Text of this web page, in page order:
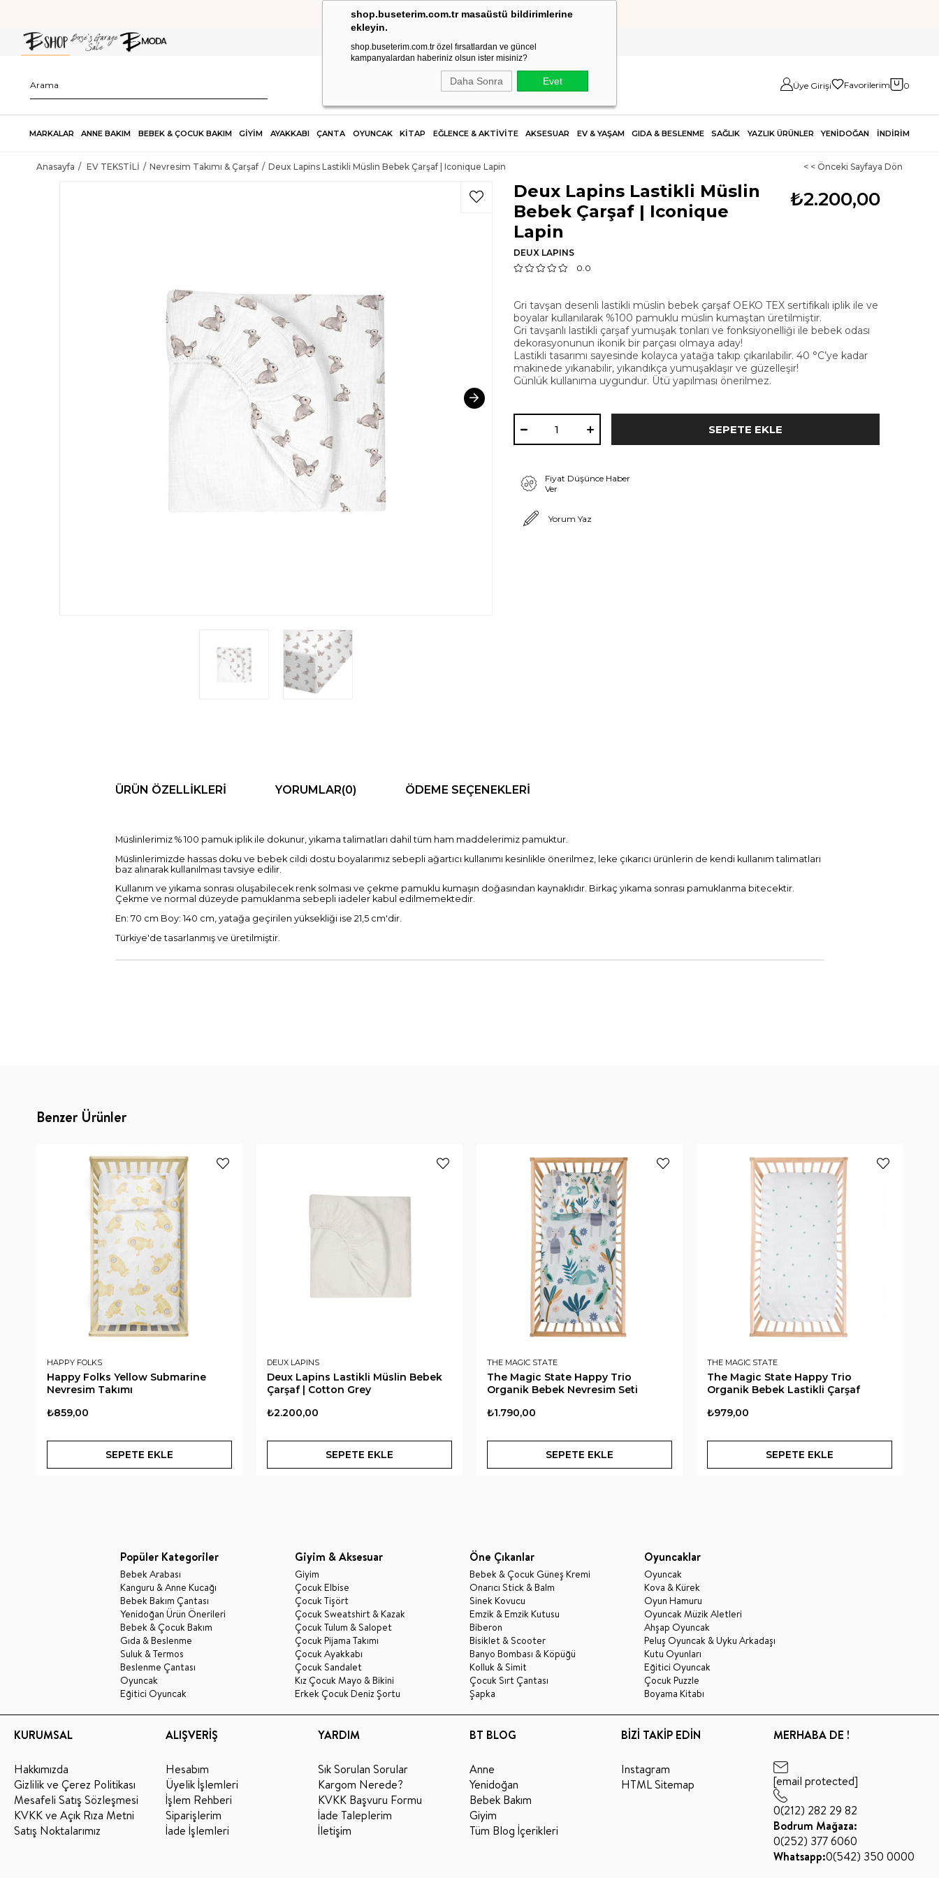
shop.buseterim.com.tr masaüstü bildirimlerine
ekleyin.
shop.buseterim.com.tr özel fırsatlardan ve güncel
kampanyalardan haberiniz olsun ister misiniz?
Daha Sonra Evet
HIZLI KARGO
Üye Girişi Favorilerim 0
MARKALAR ANNE BAKIM BEBEK & ÇOCUK BAKIM GİYİM AYAKKABI ÇANTA OYUNCAK KİTAP EĞLENCE & AKTİVİTE AKSESUAR EV & YAŞAM GIDA & BESLENME SAĞLIK YAZLIK ÜRÜNLER YENİDOĞAN İNDİRİM
Anasayfa EV TEKSTİLİ Nevresim Takımı & Çarşaf Deux Lapins Lastikli Müslin Bebek Çarşaf | Iconique Lapin < < Önceki Sayfaya Dön
₺2.200,00
Deux Lapins Lastikli Müslin
Bebek Çarşaf | Iconique
Lapin
DEUX LAPINS
0.0
Gri tavşan desenli lastikli müslin bebek çarşaf OEKO TEX sertifikalı iplik ile ve
boyalar kullanılarak %100 pamuklu müslin kumaştan üretilmiştir.
Gri tavşanlı lastikli çarşaf yumuşak tonları ve fonksiyonelliği ile bebek odası
dekorasyonunun ikonik bir parçası olmaya aday!
Lastikli tasarımı sayesinde kolayca yatağa takıp çıkarılabilir. 40 °C’ye kadar
makinede yıkanabilir, yıkandıkça yumuşaklaşır ve güzelleşir!
Günlük kullanıma uygundur. Ütü yapılması önerilmez.
Fiyat Düşünce Haber
Ver
Yorum Yaz
ÜRÜN ÖZELLIKLERI YORUMLAR(0) ÖDEME SEÇENEKLERI
Müslinlerimiz % 100 pamuk iplik ile dokunur, yıkama talimatları dahil tüm ham maddelerimiz pamuktur.
Müslinlerimizde hassas doku ve bebek cildi dostu boyalarımız sebepli ağartıcı kullanımı kesinlikle önerilmez, leke çıkarıcı ürünlerin de kendi kullanım talimatları
baz alınarak kullanılması tavsiye edilir.
Kullanım ve yıkama sonrası oluşabilecek renk solması ve çekme pamuklu kumaşın doğasından kaynaklıdır. Birkaç yıkama sonrası pamuklanma bitecektir.
Çekme ve normal düzeyde pamuklanma sebepli iadeler kabul edilmemektedir.
En: 70 cm Boy: 140 cm, yatağa geçirilen yüksekliği ise 21,5 cm'dir.
Türkiye'de tasarlanmış ve üretilmiştir.
Benzer Ürünler
HAPPY FOLKS
Happy Folks Yellow Submarine
Nevresim Takımı
₺859,00
SEPETE EKLE
DEUX LAPINS
Deux Lapins Lastikli Müslin Bebek
Çarşaf | Cotton Grey
₺2.200,00
SEPETE EKLE
THE MAGIC STATE
The Magic State Happy Trio
Organik Bebek Nevresim Seti
₺1.790,00
SEPETE EKLE
THE MAGIC STATE
The Magic State Happy Trio
Organik Bebek Lastikli Çarşaf
₺979,00
SEPETE EKLE
Popüler Kategoriler
Bebek Arabası
Kanguru & Anne Kucağı
Bebek Bakım Çantası
Yenidoğan Ürün Önerileri
Bebek & Çocuk Bakım
Gıda & Beslenme
Suluk & Termos
Beslenme Çantası
Oyuncak
Eğitici Oyuncak
Giyim & Aksesuar
Giyim
Çocuk Elbise
Çocuk Tişört
Çocuk Sweatshirt & Kazak
Çocuk Tulum & Salopet
Çocuk Pijama Takımı
Çocuk Ayakkabı
Çocuk Sandalet
Kız Çocuk Mayo & Bikini
Erkek Çocuk Deniz Şortu
Öne Çıkanlar
Bebek & Çocuk Güneş Kremi
Onarıcı Stick & Balm
Sinek Kovucu
Emzik & Emzik Kutusu
Biberon
Bisiklet & Scooter
Banyo Bombası & Köpüğü
Kolluk & Simit
Çocuk Sırt Çantası
Şapka
Oyuncaklar
Oyuncak
Kova & Kürek
Oyun Hamuru
Oyuncak Müzik Aletleri
Ahşap Oyuncak
Peluş Oyuncak & Uyku Arkadaşı
Kutu Oyunları
Eğitici Oyuncak
Çocuk Puzzle
Boyama Kitabı
KURUMSAL
Hakkımızda
Gizlilik ve Çerez Politikası
Mesafeli Satış Sözleşmesi
KVKK ve Açık Rıza Metni
Satış Noktalarımız
ALIŞVERİŞ
Hesabım
Üyelik İşlemleri
İşlem Rehberi
Siparişlerim
İade İşlemleri
YARDIM
Sık Sorulan Sorular
Kargom Nerede?
KVKK Başvuru Formu
İade Taleplerim
İletişim
BT BLOG
Anne
Yenidoğan
Bebek Bakım
Giyim
Tüm Blog İçerikleri
BİZİ TAKİP EDİN
Instagram
HTML Sitemap
MERHABA DE !
[email protected]
0(212) 282 29 82
Bodrum Mağaza:
0(252) 377 6060
Whatsapp:0(542) 350 0000